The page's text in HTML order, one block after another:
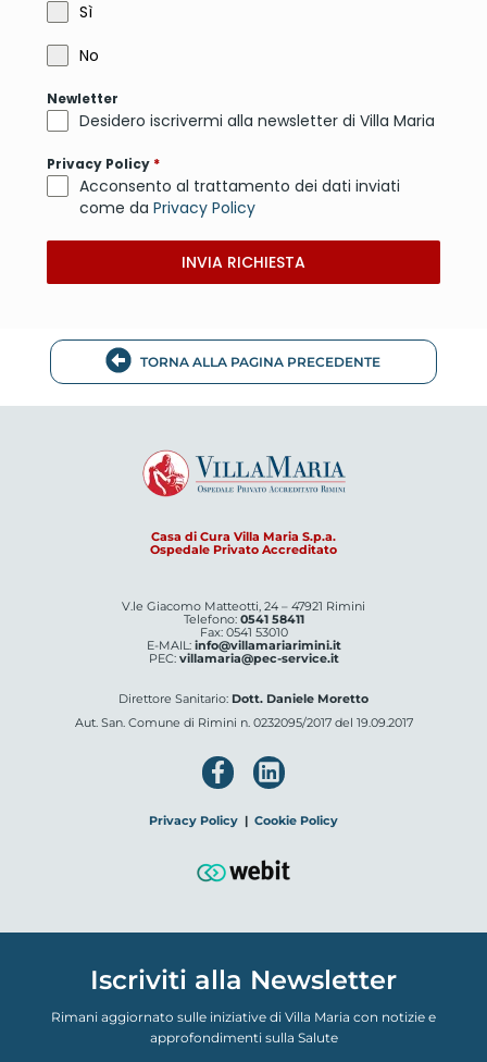
Sì
No
Newletter
Desidero iscrivermi alla newsletter di Villa Maria
Privacy Policy *
Acconsento al trattamento dei dati inviati
come da Privacy Policy
INVIA RICHIESTA
TORNA ALLA PAGINA PRECEDENTE
Casa di Cura Villa Maria S.p.a.
Ospedale Privato Accreditato
V.le Giacomo Matteotti, 24 – 47921 Rimini
Telefono: 0541 58411
Fax: 0541 53010
E-MAIL: info@villamariarimini.it
PEC: villamaria@pec-service.it
Direttore Sanitario: Dott. Daniele Moretto
Aut. San. Comune di Rimini n. 0232095/2017 del 19.09.2017
Privacy Policy | Cookie Policy
Iscriviti alla Newsletter
Rimani aggiornato sulle iniziative di Villa Maria con notizie e
approfondimenti sulla Salute